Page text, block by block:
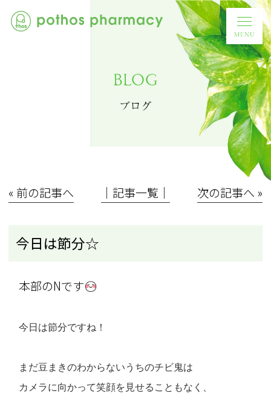
BLOG
ブログ
« 前の記事へ │記事一覧│ 次の記事へ »
今日は節分☆
本部のNです
今日は節分ですね！
まだ豆まきのわからないうちのチビ鬼は
カメラに向かって笑顔を見せることもなく、